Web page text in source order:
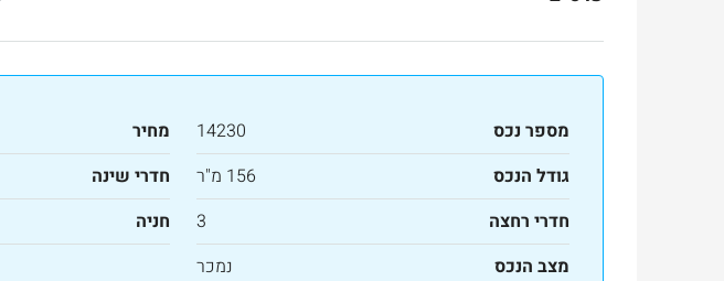
מספר נכס 14230 מחיר
גודל הנכס
156 מ"ר חדרי שינה
חדרי רחצה
3 חניה
מצב הנכס
נמכר